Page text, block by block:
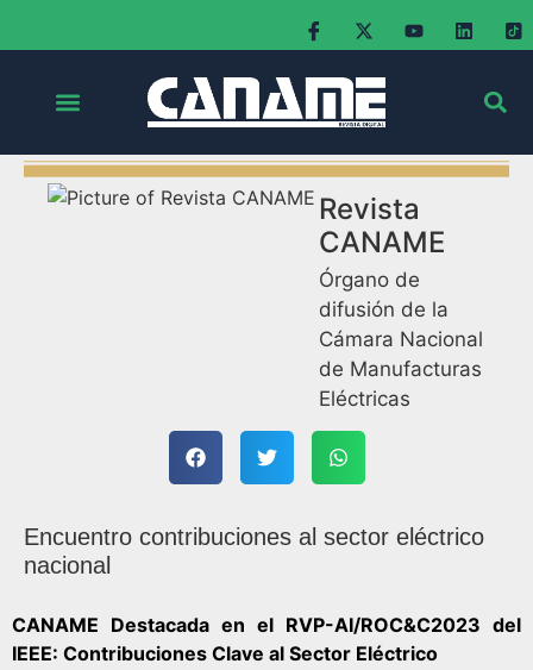
Revista
CANAME
Órgano de
difusión de la
Cámara Nacional
de Manufacturas
Eléctricas
Encuentro contribuciones al sector eléctrico
nacional
CANAME Destacada en el RVP-AI/ROC&C2023 del
IEEE: Contribuciones Clave al Sector Eléctrico